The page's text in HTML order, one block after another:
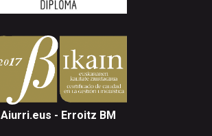
Aiurri.eus - Erroitz BM